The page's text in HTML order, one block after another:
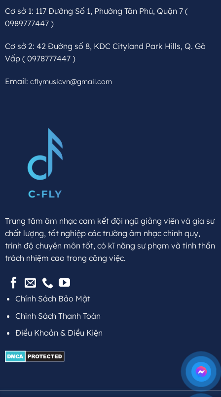
Cơ sở 1: 117 Đường Số 1, Phường Tân Phú, Quận 7 (
0989777447 )
Cơ sở 2: 42 Đường số 8, KDC Cityland Park Hills, Q. Gò
Vấp( 0978777447 )
Email: cflymusicvn@gmail.com
Trung tâm âm nhạc cam kết đội ngũ giảng viên và gia sư
chất lượng, tốt nghiệp các trường âm nhạc chính quy,
trình độ chuyên môn tốt, có kĩ năng sư phạm và tinh thần
trách nhiệm cao trong công việc.
Chính Sách Bảo Mật
Chính Sách Thanh Toán
Điều Khoản & Điều Kiện